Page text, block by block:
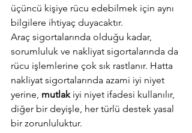
üçüncü kişiye rücu edebilmek için aynı
bilgilere ihtiyaç duyacaktır.
Araç sigortalarında olduğu kadar,
sorumluluk ve nakliyat sigortalarında da
rücu işlemlerine çok sık rastlanır. Hatta
nakliyat sigortalarında azami iyi niyet
yerine, mutlak iyi niyet ifadesi kullanılır,
diğer bir deyişle, her türlü destek yasal
bir zorunluluktur.